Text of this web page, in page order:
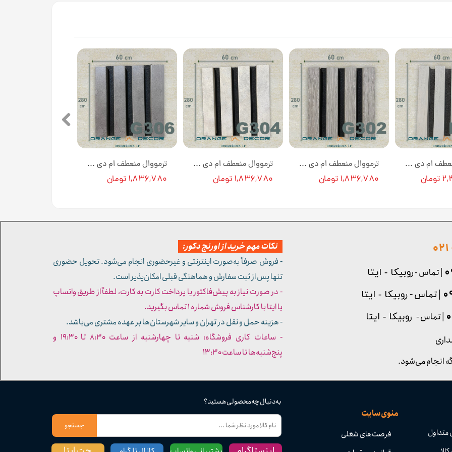
ترمووال منعطف ام دی اف روکش پی وی سی 60 سانت طرح پتینه خاکستری کد G306 [انبار تهران]
۱,۸۳۶,۷۸۰ تومان
ترمووال منعطف ام دی اف روکش پی وی سی 60 سانت رنگ پتینه سفید کد G304 [انبار تهران]
۱,۸۳۶,۷۸۰ تومان
ترمووال منعطف ام دی اف روکش پی وی سی 60 سانت رنگ چوب طوسی کد G302
۱,۸۳۶,۷۸۰ تومان
ترمووال منعطف ام دی اف با روکش طبیعی چوب 60 سانت رنگ طوسی کد P311
منوی سایت
فرصت‌های شغلی
به دنبال چه محصولی هستید؟
جستجو
| تماس - روبیکا - ایتا
نکات مهم خرید از اورنج دکور:
- فروش صرفاً به‌صورت اینترنتی و غیرحضوری انجام می‌شود. تحویل حضوری
تنها پس از ثبت سفارش و هماهنگی قبلی امکان‌پذیر است.
- در صورت نیاز به پیش‌فاکتور یا پرداخت کارت به کارت، لطفاً از طریق واتساپ
یا ایتا با کارشناس فروش شماره ۱ تماس بگیرید.
- هزینه حمل و نقل در تهران و سایر شهرستان‌ها بر عهده مشتری می‌باشد.
- ساعات کاری فروشگاه: شنبه تا چهارشنبه از ساعت ۸:۳۰ تا ۱۹:۳۰ و
پنج‌شنبه‌ها تا ساعت ۱۳:۳۰​​​​​​​
| تماس - روبیکا - ایتا
| تماس - روبیکا - ایتا
انجام می‌شود.